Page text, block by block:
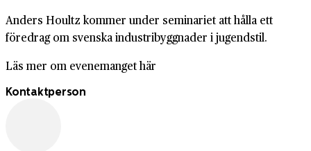
Anders Houltz kommer under seminariet att hålla ett
föredrag om svenska industribyggnader i jugendstil.
Läs mer om evenemanget här
Kontaktperson